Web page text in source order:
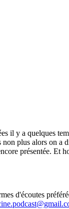
y a quelques
plus alors on
présentée. Et
d'écoutes